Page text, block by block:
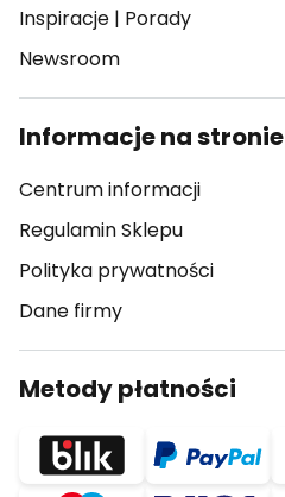
Inspiracje | Porady
Newsroom
Informacje na stronie
Centrum informacji
Regulamin Sklepu
Polityka prywatności
Dane firmy
Metody płatności